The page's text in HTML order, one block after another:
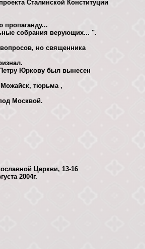
Сталинской Конституции
пропаганду...
собрания верующих... ".
но священника
Юркову был вынесен
тюрьма ,
Москвой.
Церкви, 13-16
2004г.